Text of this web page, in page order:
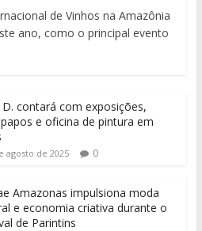
de Vinhos na Amazônia
ano, como o principal evento
D. contará com exposições,
e oficina de pintura em
agosto de 2025 0
Amazonas impulsiona moda
e economia criativa durante o
de Parintins